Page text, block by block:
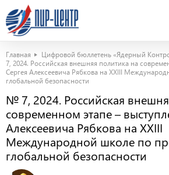
Главная Цифровой бюллетень «Ядерный
7, 2024. Российская внешняя политика на
Сергея Алексеевича Рябкова на XXIII
глобальной безопасности
№ 7, 2024. Российская
современном этапе –
Алексеевича Рябкова на XXIII
Международной школе по
глобальной безопасности